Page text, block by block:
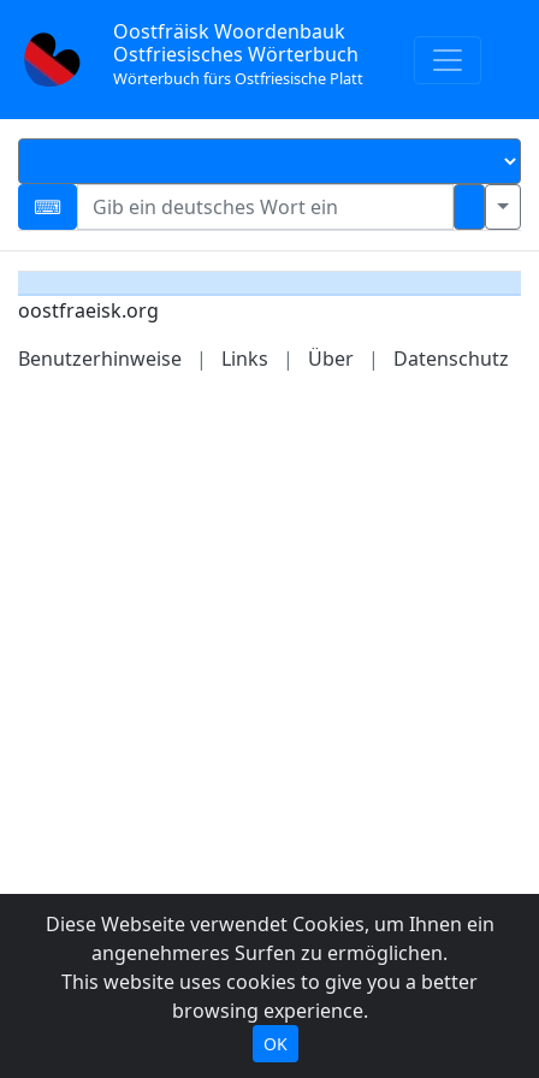
Oostfräisk Woordenbauk
Ostfriesisches Wörterbuch
Wörterbuch fürs Ostfriesische Platt
oostfraeisk.org
Benutzerhinweise
| Links | Über | Datenschutz
Diese Webseite verwendet Cookies, um Ihnen ein
angenehmeres Surfen zu ermöglichen.
This website uses cookies to give you a better
browsing experience.
OK